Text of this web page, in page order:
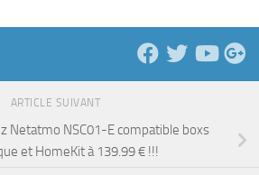
ARTICLE SUIVANT
Netatmo NSC01-E compatible boxs
et HomeKit à 139.99 € !!!